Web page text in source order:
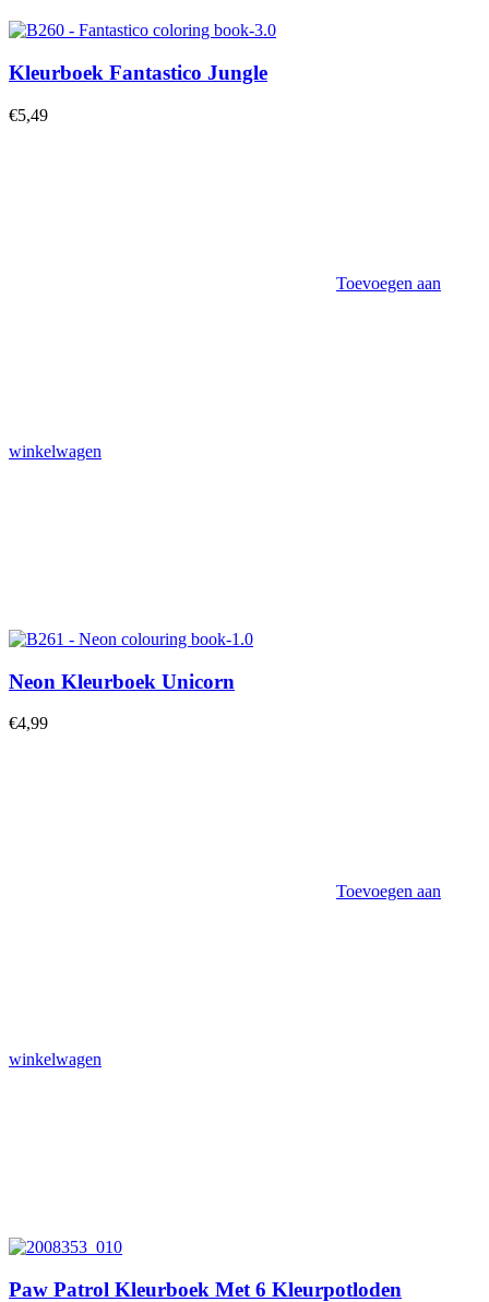
Kleurboek Fantastico Jungle
€5,49
Toevoegen aan
winkelwagen
Neon Kleurboek Unicorn
€4,99
Toevoegen aan
winkelwagen
Paw Patrol Kleurboek Met 6 Kleurpotloden